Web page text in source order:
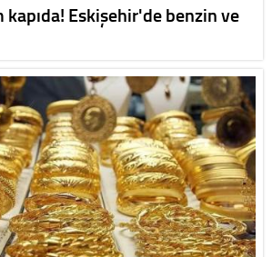
kapıda! Eskişehir'de benzin ve